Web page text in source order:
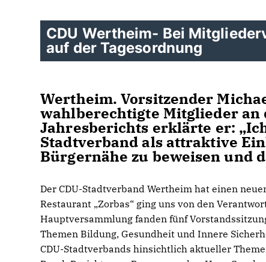
CDU Wertheim- Bei
auf der Tagesordnung
Wertheim. Vorsitzender
wahlberechtigte Mitglieder an
Jahresberichts erklärte er:
Stadtverband als attraktive
Bürgernähe zu beweisen und
Der CDU-Stadtverband Wertheim hat einen
Restaurant „Zorbas“ ging uns von den
Hauptversammlung fanden fünf
Themen Bildung, Gesundheit und Innere
CDU-Stadtverbands hinsichtlich aktueller